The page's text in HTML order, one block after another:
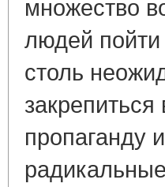
людей
столь
пропаганду